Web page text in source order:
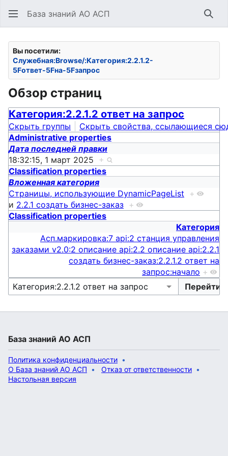
База знаний АО АСП
Вы посетили:
Служебная:Browse/:Категория:2.2.1.2-
5Fответ-5Fна-5Fзапрос
Обзор страниц
Категория:2.2.1.2 ответ на запрос
Скрыть группы
Скрыть свойства, ссылающиеся
Administrative properties
Дата последней правки
18:32:15, 1 март 2025 +
Classification properties
Вложенная категория
Страницы, использующие DynamicPageList +
и 2.2.1 создать бизнес-заказ +
Classification properties
Категория
Асп.маркировка:7 api:2 станция управления
заказами v2.0:2 описание api:2.2 описание api:2.2.1
создать бизнес-заказ:2.2.1.2 ответ на
запрос:начало +
База знаний АО АСП
Политика конфиденциальности
О База знаний АО АСП
Отказ от ответственности
Настольная версия